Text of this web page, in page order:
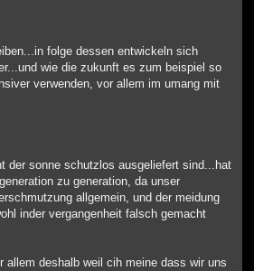
folge dessen entwickeln sich
wie die zukunft es zum beispiel so
verwenden, vor allem im umang mit
der sonne schutzlos ausgeliefert sind...hat
zu generation, da unser
allgemein, und der meidung
inder vergangenheit falsch gemacht
deshalb weil cih meine dass wir uns